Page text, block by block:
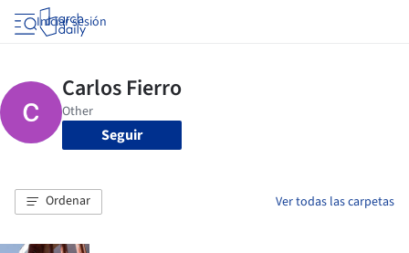
Iniciar sesión
Seguir
Ordenar Ver todas las carpetas